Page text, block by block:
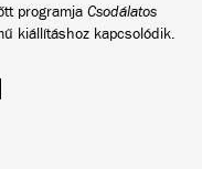
programja Csodálatos
kiállításhoz kapcsolódik.